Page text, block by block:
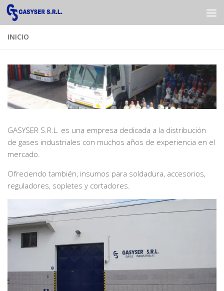
Saltar al contenido
INICIO
GASYSER S.R.L. es una empresa dedicada a la distribución
de gases industriales con muchos años de experiencia en el
mercado.
Ofreciendo también, insumos para soldadura, accesorios,
reguladores, sopletes y cortadores.